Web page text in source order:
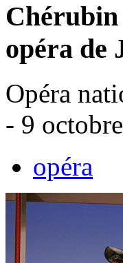
Chérubin
opéra de
Opéra
- 9
opéra